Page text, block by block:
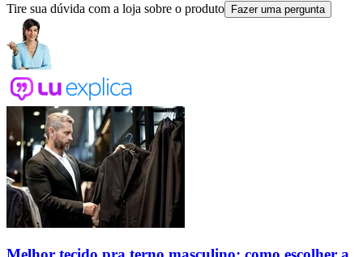
Tire sua dúvida com a loja sobre o produto Fazer uma pergunta